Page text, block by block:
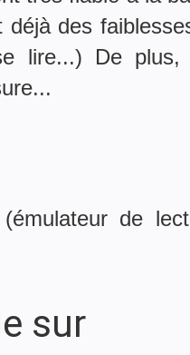
des
lire...) De plus,
de
sur